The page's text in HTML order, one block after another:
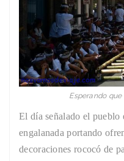
Esperando
El día señalado el pueblo
engalanada portando
decoraciones rococó de